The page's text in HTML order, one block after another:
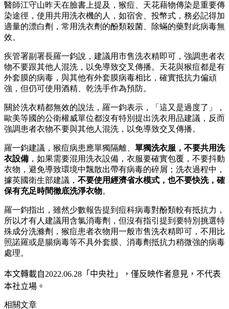
醫師江守山昨天在臉書上提及，猴痘、天花藉物傳染是重要傳
染途徑，使用共用洗衣機的人，如宿舍、投幣式，務必記得加
適量的漂白劑，常用洗衣劑的酚類殺菌、除蟎的藥對此病毒無
效。
疾管署副署長羅一鈞說，建議用市售洗衣精即可，強調患者衣
物不要跟其他人混洗，以免導致交叉傳播。天花與猴痘都是有
外套膜的病毒，與其他有外套膜病毒相比，確實抵抗力偏頑
強，但仍可使用酒精、乾洗手作為預防。
關於洗衣精都無效的說法，羅一鈞表示，「這又是過度了」，
歐美等國的公衛權威單位都沒有特別提出洗衣用品建議，反而
強調患者衣物不要與其他人混洗，以免導致交叉傳播。
羅一鈞建議，猴痘病患應單獨隔離、 單獨洗衣服，不要共用洗
衣設備 ，如果需要混用洗衣設備，衣服要確實包覆，不要抖動
衣物，避免導致環境中飄散出帶有病毒的碎屑；洗衣過程中，
據英國衛生部建議， 不要使用經濟省水模式，也不要快洗，確
保有充足時間徹底洗淨衣物。
羅一鈞指出，雖然少數報告提到痘科病毒對酚類較有抵抗力，
所以才有人建議用含氯消毒劑，但沒有指引提到要特別挑選特
殊成分洗滌劑，猴痘患者衣物用一般市售洗衣精即可，不用比
照諾羅或是腸病毒等不具外套膜、消毒劑抵抗力稍微強的病毒
處理。
本文轉載自2022.06.28 「中央社」
，僅反映作者意見，不代表
本社立場。
相關文章